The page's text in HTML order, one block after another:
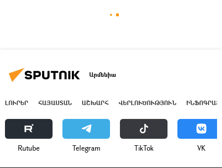
Արմենիա
ԼՈՒՐԵՐ ՀԱՅԱՍՏԱՆ ԱՇԽԱՐՀ ՎԵՐԼՈՒԾՈՒԹՅՈՒՆ
Rutube Telegram ТikТоk VK